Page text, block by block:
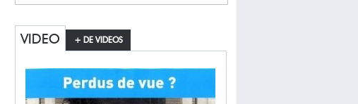
VIDEO + DE VIDEOS